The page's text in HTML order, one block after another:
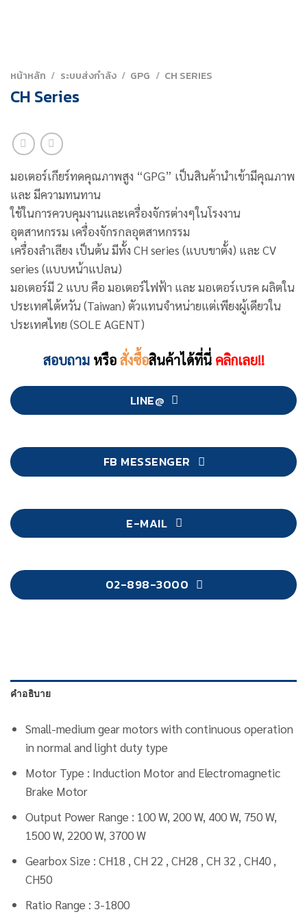
หน้าหลัก / ระบบส่งกำลัง / GPG / CH SERIES
CH Series
มอเตอร์เกียร์ทดคุณภาพสูง “GPG” เป็นสินค้านำเข้ามีคุณภาพ
และ มีความทนทาน
ใช้ในการควบคุมงานและเครื่องจักรต่างๆในโรงงาน
อุตสาหกรรม เครื่องจักรกลอุตสาหกรรม
เครื่องลำเลียง เป็นต้น มีทั้ง CH series (แบบขาตั้ง) และ CV
series (แบบหน้าแปลน)
มอเตอร์มี 2 แบบ คือ มอเตอร์ไฟฟ้า และ มอเตอร์เบรค ผลิตใน
ประเทศไต้หวัน (Taiwan) ตัวแทนจำหน่ายแต่เพียงผู้เดียวใน
ประเทศไทย (SOLE AGENT)
สอบถาม หรือ สั่งซื้อสินค้าได้ที่นี่ คลิกเลย!!
LINE@
FB MESSENGER
E-MAIL
02-898-3000
คำอธิบาย
Small-medium gear motors with continuous operation
in normal and light duty type
Motor Type : Induction Motor and Electromagnetic
Brake Motor
Output Power Range : 100 W, 200 W, 400 W, 750 W,
1500 W, 2200 W, 3700 W
Gearbox Size : CH18 , CH 22 , CH28 , CH 32 , CH40 ,
CH50
Ratio Range : 3-1800